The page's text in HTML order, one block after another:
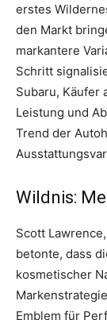
erstes
den Markt
markantere
Schritt
Subaru, Käufer
Leistung und
Trend der
Wildnis:
Scott
betonte, dass
kosmetischer
Emblem für